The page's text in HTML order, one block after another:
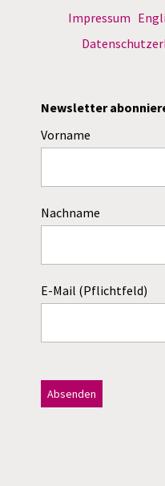
Impressum
Newsletter
Vorname
Nachname
E-Mail (Pflichtfeld)